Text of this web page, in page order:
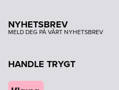
NYHETSBREV
MELD DEG PÅ VÅRT NYHETSBREV
HANDLE TRYGT